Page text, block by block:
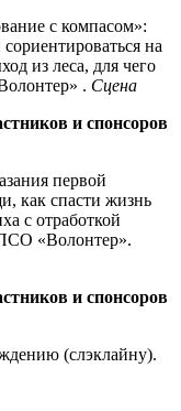
с компасом»:
на
из леса, для чего
. Сцена
и спонсоров
первой
как спасти жизнь
с отработкой
ПСО «Волонтер».
и спонсоров
(слэклайну).